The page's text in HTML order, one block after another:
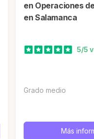
en Operaciones
en Salamanca
5/5
Grado medio
Más